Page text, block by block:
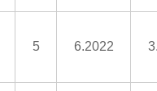
5 6.2022